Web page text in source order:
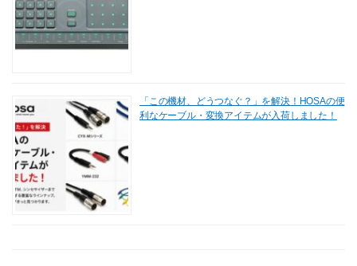
「この機材、どうつなぐ？」を解決！HOSAの便
利なケーブル・変換アイテムが入荷しました！